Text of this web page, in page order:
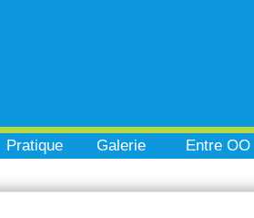
Pratique Galerie Entre OO